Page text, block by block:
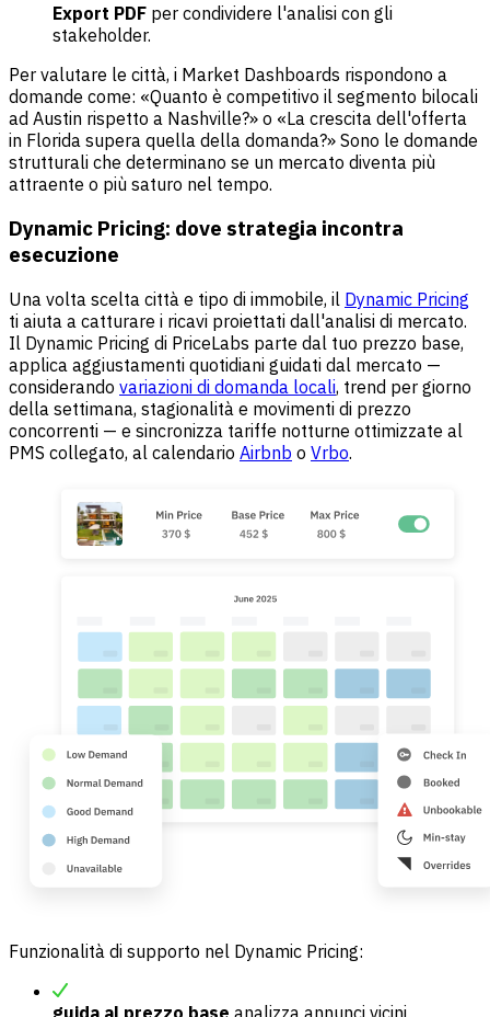
Export PDF per condividere l'analisi con gli
stakeholder.
Per valutare le città, i Market Dashboards rispondono a
domande come: «Quanto è competitivo il segmento bilocali
ad Austin rispetto a Nashville?» o «La crescita dell'offerta
in Florida supera quella della domanda?» Sono le domande
strutturali che determinano se un mercato diventa più
attraente o più saturo nel tempo.
Dynamic Pricing: dove strategia incontra
esecuzione
Una volta scelta città e tipo di immobile, il Dynamic Pricing
ti aiuta a catturare i ricavi proiettati dall'analisi di mercato.
Il Dynamic Pricing di PriceLabs parte dal tuo prezzo base,
applica aggiustamenti quotidiani guidati dal mercato —
considerando variazioni di domanda locali, trend per giorno
della settimana, stagionalità e movimenti di prezzo
concorrenti — e sincronizza tariffe notturne ottimizzate al
PMS collegato, al calendario Airbnb o Vrbo.
Funzionalità di supporto nel Dynamic Pricing:
guida al prezzo base analizza annunci vicini